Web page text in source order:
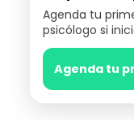
Agenda tu
psicólogo si
Agenda tu